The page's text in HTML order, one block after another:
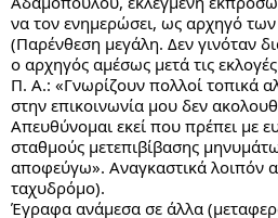
να τον ενημερώσει, ως αρχηγό
(Παρένθεση μεγάλη. Δεν γινόταν
ο αρχηγός αμέσως μετά τις
Π. Α.: «Γνωρίζουν πολλοί τοπικά
στην επικοινωνία μου δεν
Απευθύνομαι εκεί που πρέπει με
σταθμούς μετεπιβίβασης
αποφεύγω». Αναγκαστικά λοιπόν
ταχυδρόμο).
Έγραφα ανάμεσα σε άλλα